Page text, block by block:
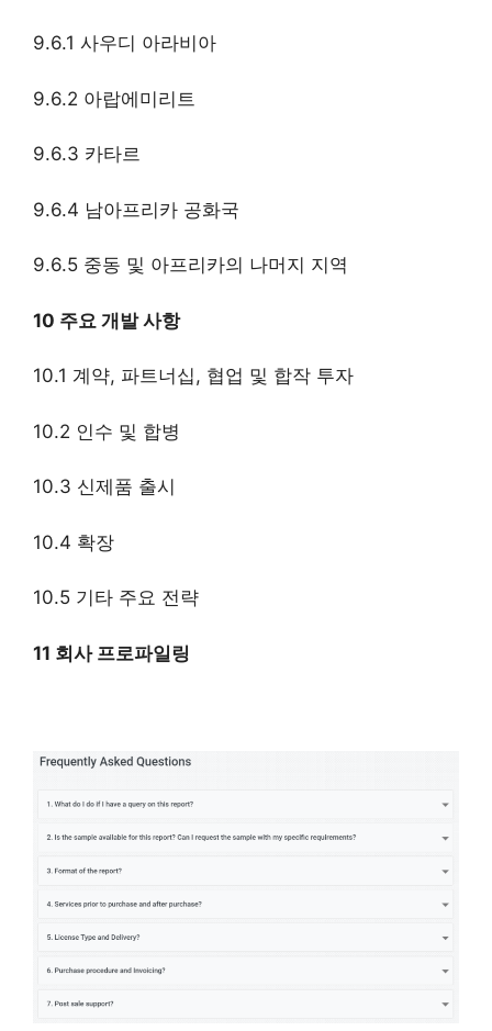
9.6.1 사우디 아라비아
9.6.2 아랍에미리트
9.6.3 카타르
9.6.4 남아프리카 공화국
9.6.5 중동 및 아프리카의 나머지 지역
10 주요 개발 사항
10.1 계약, 파트너십, 협업 및 합작 투자
10.2 인수 및 합병
10.3 신제품 출시
10.4 확장
10.5 기타 주요 전략
11 회사 프로파일링